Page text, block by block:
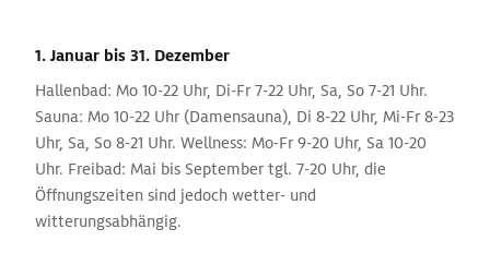
1. Januar bis 31. Dezember
Hallenbad: Mo 10-22 Uhr, Di-Fr 7-22 Uhr, Sa, So 7-21 Uhr.
Sauna: Mo 10-22 Uhr (Damensauna), Di 8-22 Uhr, Mi-Fr 8-23
Uhr, Sa, So 8-21 Uhr. Wellness: Mo-Fr 9-20 Uhr, Sa 10-20
Uhr. Freibad: Mai bis September tgl. 7-20 Uhr, die
Öffnungszeiten sind jedoch wetter- und
witterungsabhängig.